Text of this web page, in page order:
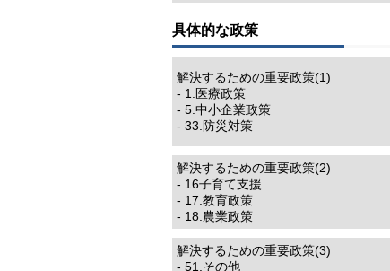
具体的な政策
解決するための重要政策(1)
- 1.医療政策
- 5.中小企業政策
- 33.防災対策
解決するための重要政策(2)
- 16子育て支援
- 17.教育政策
- 18.農業政策
解決するための重要政策(3)
- 51.その他